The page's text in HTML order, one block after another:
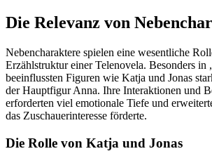
Die Relevanz von
Nebencharaktere spielen eine wesentliche
Erzählstruktur einer Telenovela. Besonders in
beeinflussten Figuren wie Katja und Jonas
der Hauptfigur Anna. Ihre Interaktionen und
erforderten viel emotionale Tiefe und
das Zuschauerinteresse förderte.
Die Rolle von Katja und Jonas